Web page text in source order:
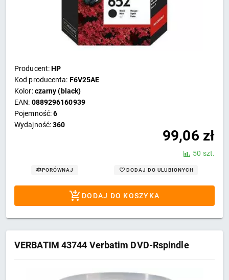
Producent:HP
Kod producenta: F6V25AE
Kolor:czarny (black)
EAN: 0889296160939
Pojemność:6
Wydajność:360
99,06 zł
50 szt.
PORÓWNAJ DODAJ DO ULUBIONYCH
DODAJ DO KOSZYKA
VERBATIM 43744 Verbatim DVD-Rspindle